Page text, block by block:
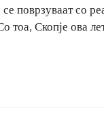
се поврзуваат со
тоа, Скопје ова